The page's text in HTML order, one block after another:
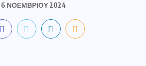
6 ΝΟΕΜΒΡΊΟΥ 2024